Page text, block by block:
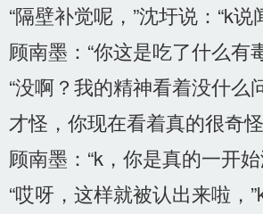
“隔壁补觉呢，”沈圩说：“k
顾南墨：“你这是吃了什么有
“没啊？我的精神看着没什么
才怪，你现在看着真的很奇怪
顾南墨：“k，你是真的一开
“哎呀，这样就被认出来啦，